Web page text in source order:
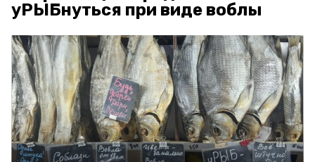
уРЫБнуться при виде воблы